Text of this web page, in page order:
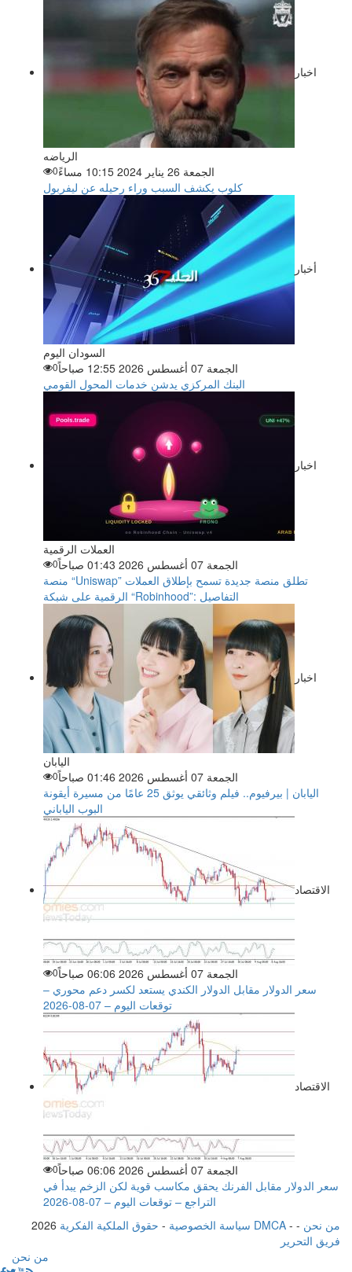
اخبار
الرياضه
الجمعة 26 يناير 2024 10:15 مساءً
0
كلوب يكشف السبب وراء رحيله عن ليفربول
أخبار
السودان اليوم
الجمعة 07 أغسطس 2026 12:55 صباحاً
0
البنك المركزي يدشن خدمات المحول القومي
اخبار
العملات الرقمية
الجمعة 07 أغسطس 2026 01:43 صباحاً
0
منصة “Uniswap” تطلق منصة جديدة تسمح بإطلاق العملات
الرقمية على شبكة “Robinhood”: التفاصيل
اخبار
اليابان
الجمعة 07 أغسطس 2026 01:46 صباحاً
0
اليابان | بيرفيوم.. فيلم وثائقي يوثق 25 عامًا من مسيرة أيقونة
البوب الياباني
الاقتصاد
الجمعة 07 أغسطس 2026 06:06 صباحاً 0
سعر الدولار مقابل الدولار الكندي يستعد لكسر دعم محوري –
توقعات اليوم – 07-08-2026
الاقتصاد
الجمعة 07 أغسطس 2026 06:06 صباحاً 0
سعر الدولار مقابل الفرنك يحقق مكاسب قوية لكن الزخم يبدأ في
التراجع – توقعات اليوم – 07-08-2026
2026
سياسة الخصوصية - حقوق الملكية الفكرية DMCA - من نحن -
فريق التحرير
من نحن